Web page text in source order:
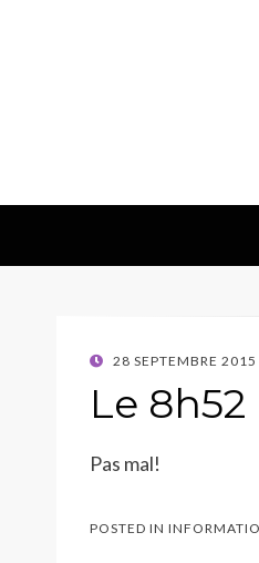
POSTED
28 SEPTEMBRE 2015
Le
Pas mal!
POSTED IN